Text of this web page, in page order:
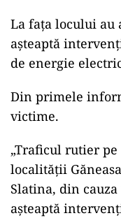
La faţa locului au
aşteaptă
de energie
Din primele
victime.
„Traficul rutier
localității
Slatina, din
așteaptă